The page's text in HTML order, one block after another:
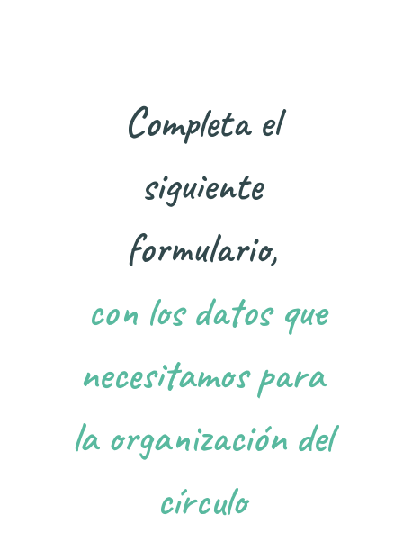
Completa el
siguiente
formulario,
con los datos que
necesitamos para
la organización del
círculo